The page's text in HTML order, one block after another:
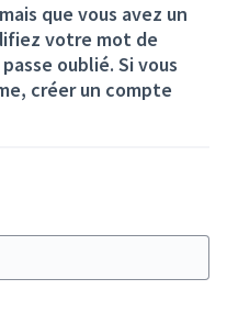
que vous avez un
votre mot de
oublié. Si vous
créer un compte